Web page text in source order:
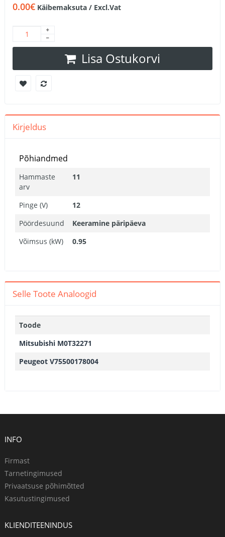
0.00€ Käibemaksuta / Excl.Vat
Lisa Ostukorvi
Kirjeldus
Põhiandmed
Hammaste
arv
11
Pinge (V)
12
Pöördesuund
Keeramine päripäeva
Võimsus (kW)
0.95
Selle Toote Analoogid
Toode
Mitsubishi M0T32271
Peugeot V75500178004
INFO
Firmast
Tarnetingimused
Privaatsuse põhimõtted
Kasutustingimused
KLIENDITEENINDUS